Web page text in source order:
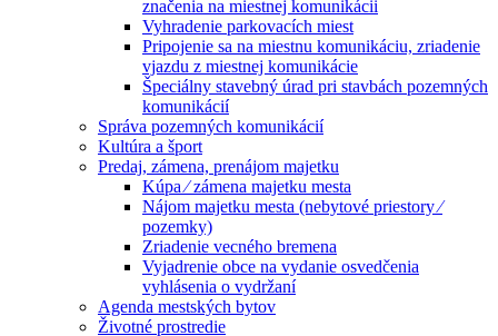
značenia na miestnej komunikácii
Vyhradenie parkovacích miest
Pripojenie sa na miestnu komunikáciu, zriadenie
vjazdu z miestnej komunikácie
Špeciálny stavebný úrad pri stavbách pozemných
komunikácií
Správa pozemných komunikácií
Kultúra a šport
Predaj, zámena, prenájom majetku
Kúpa ⁄ zámena majetku mesta
Nájom majetku mesta (nebytové priestory ⁄
pozemky)
Zriadenie vecného bremena
Vyjadrenie obce na vydanie osvedčenia
vyhlásenia o vydržaní
Agenda mestských bytov
Životné prostredie